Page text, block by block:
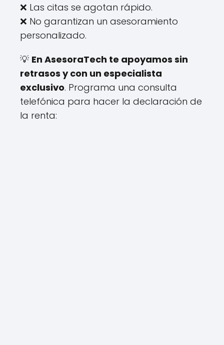
❌ Las citas se agotan rápido.
❌ No garantizan un asesoramiento
personalizado.
💡 En AsesoraTech te apoyamos sin
retrasos y con un especialista
exclusivo. Programa una consulta
telefónica para hacer la declaración de
la renta: